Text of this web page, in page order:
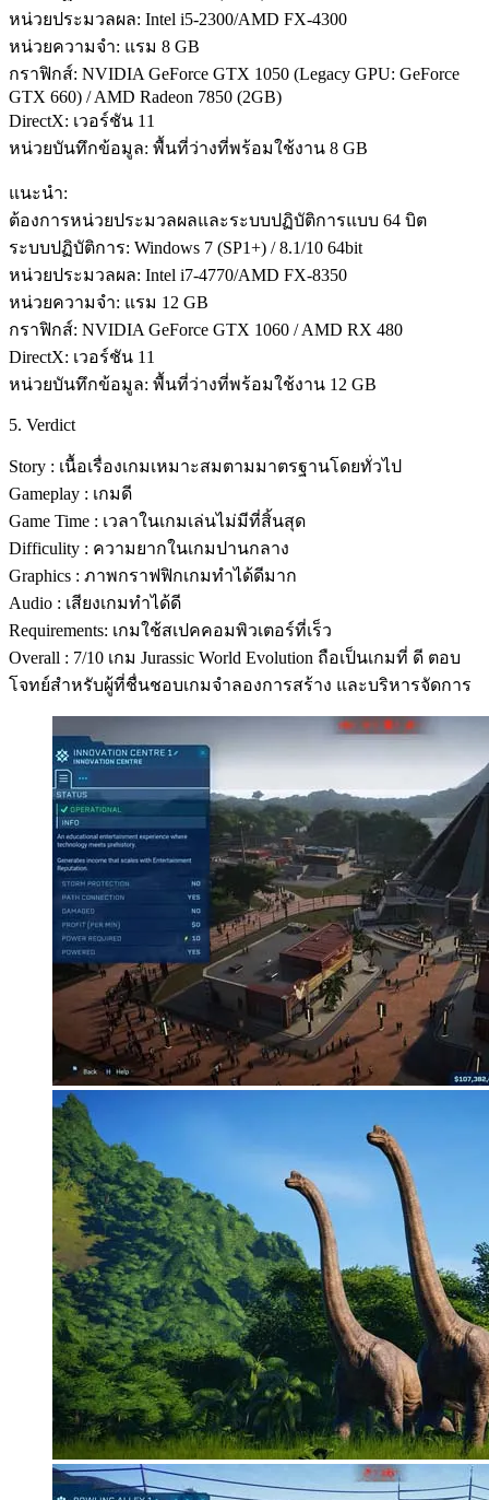
หน่วยประมวลผล: Intel i5-2300/AMD FX-4300
หน่วยความจำ: แรม 8 GB
กราฟิกส์: NVIDIA GeForce GTX 1050 (Legacy GPU: GeForce
GTX 660) / AMD Radeon 7850 (2GB)
DirectX: เวอร์ชัน 11
หน่วยบันทึกข้อมูล: พื้นที่ว่างที่พร้อมใช้งาน 8 GB
แนะนำ:
ต้องการหน่วยประมวลผลและระบบปฏิบัติการแบบ 64 บิต
ระบบปฏิบัติการ: Windows 7 (SP1+) / 8.1/10 64bit
หน่วยประมวลผล: Intel i7-4770/AMD FX-8350
หน่วยความจำ: แรม 12 GB
กราฟิกส์: NVIDIA GeForce GTX 1060 / AMD RX 480
DirectX: เวอร์ชัน 11
หน่วยบันทึกข้อมูล: พื้นที่ว่างที่พร้อมใช้งาน 12 GB
5. Verdict
Story : เนื้อเรื่องเกมเหมาะสมตามมาตรฐานโดยทั่วไป
Gameplay : เกมดี
Game Time : เวลาในเกมเล่นไม่มีที่สิ้นสุด
Difficulity : ความยากในเกมปานกลาง
Graphics : ภาพกราฟฟิกเกมทำได้ดีมาก
Audio : เสียงเกมทำได้ดี
Requirements: เกมใช้สเปคคอมพิวเตอร์ที่เร็ว
Overall : 7/10 เกม Jurassic World Evolution ถือเป็นเกมที่ ดี ตอบ
โจทย์สำหรับผู้ที่ชื่นชอบเกมจำลองการสร้าง และบริหารจัดการ